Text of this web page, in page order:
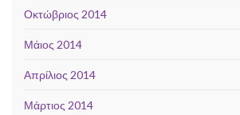
Οκτώβριος 2014
Μάιος 2014
Απρίλιος 2014
Μάρτιος 2014